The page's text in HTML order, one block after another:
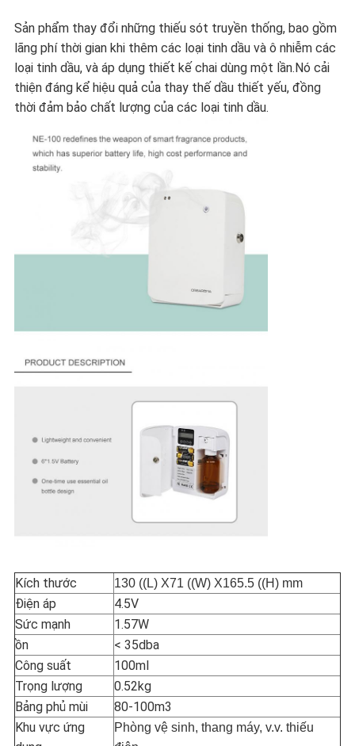
ĐỒ
TRANG
WEB
CHÍNH
BẢO
Sản phẩm thay đổi những thiếu sót truyền thống, bao gồm
lãng phí thời gian khi thêm các loại tinh dầu và ô nhiễm các
loại tinh dầu, và áp dụng thiết kế chai dùng một lần.Nó cải
thiện đáng kể hiệu quả của thay thế dầu thiết yếu, đồng
thời đảm bảo chất lượng của các loại tinh dầu.
Kích thước 130 ((L) X71 ((W) X165.5 ((H) mm
Điện áp
4.5V
Sức mạnh
1.57W
ồn
< 35dba
Công suất
100ml
Trọng lượng
0.52kg
Bảng phủ mùi
80-100m3
Khu vực ứng
Phòng vệ sinh, thang máy, v.v. thiếu